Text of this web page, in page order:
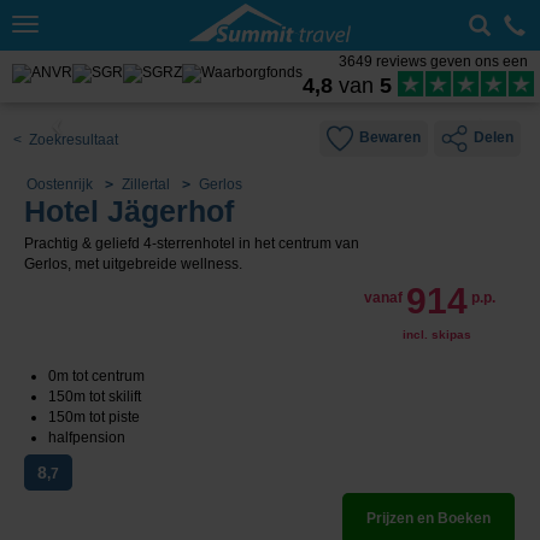
Toggle
3649 reviews geven ons een
4,8 van 5
< Zoekresultaat Bewaren Delen
Oostenrijk Zillertal Gerlos
Hotel Jägerhof
Prachtig & geliefd 4-sterrenhotel in het centrum van
Gerlos, met uitgebreide wellness.
vanaf 914 p.p.
incl. skipas
0m tot centrum
150m tot skilift
150m tot piste
halfpension
8,7
Prijzen en Boeken